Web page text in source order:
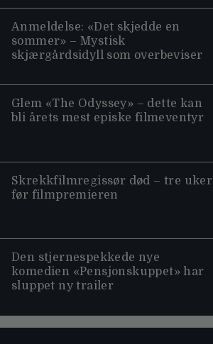
Anmeldelse: «Det skjedde en
sommer» – Mystisk
skjærgårdsidyll som overbeviser
Glem «The Odyssey» – dette kan
bli årets mest episke filmeventyr
Skrekkfilmregissør død – tre uker
før filmpremieren
Den stjernespekkede nye
komedien «Pensjonskuppet» har
sluppet ny trailer